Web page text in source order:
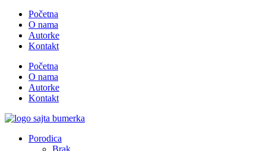
Početna
O nama
Autorke
Kontakt
Početna
O nama
Autorke
Kontakt
Porodica
Brak